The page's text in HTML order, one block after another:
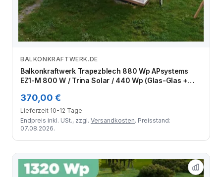
Zum Angebot
BALKONKRAFTWERK.DE
Balkonkraftwerk Trapezblech 880 Wp APsystems
EZ1-M 800 W / Trina Solar / 440 Wp (Glas-Glas +
2 Module
370,00 €
Lieferzeit 10-12 Tage
Endpreis inkl. USt., zzgl. Versandkosten. Preisstand:
07.08.2026.